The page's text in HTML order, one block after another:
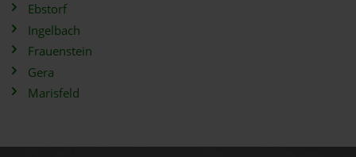
Ebstorf
Ingelbach
Frauenstein
Gera
Marisfeld